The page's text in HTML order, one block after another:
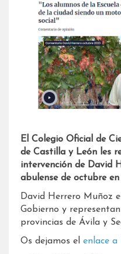
El Colegio Oficial de
de Castilla y León les
intervención de David
abulense de octubre
David Herrero Muñoz
Gobierno y
provincias de Ávila y
Os dejamos el enlace a